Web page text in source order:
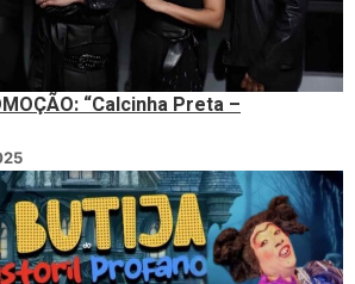
“Calcinha Preta –